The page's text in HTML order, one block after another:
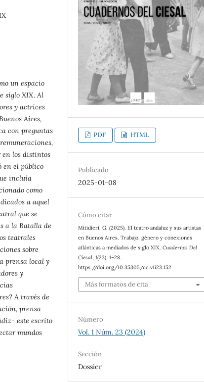
un espacio
siglo XIX. Al
y actrices
Aires,
con preguntas
en los distintos
en el público
incluía
como
a aquel
que se
a la Batalla de
teatrales
sobre
prensa local y
y
A través de
prensa
este escrito
mundos
PDF HTML
Publicado
2025-01-08
Cómo citar
Mitidieri, G. (2025). El teatro andaluz y sus artistas
en Buenos Aires. Trabajo, género y conexiones
atlánticas a mediados de siglo XIX.Cuadernos Del
Ciesal ,1(23), 1–28.
https://doi.org/10.35305/cc.v1i23.152
Más formatos de cita
Número
Vol. 1 Núm. 23 (2024)
Sección
Dossier